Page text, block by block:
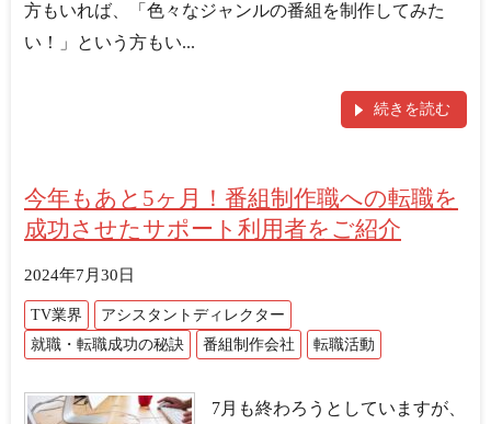
方もいれば、「色々なジャンルの番組を制作してみた
い！」という方もい...
続きを読む
今年もあと5ヶ月！番組制作職への転職を
成功させたサポート利用者をご紹介
2024年7月30日
TV業界
アシスタントディレクター
就職・転職成功の秘訣
番組制作会社 転職活動
7月も終わろうとしていますが、